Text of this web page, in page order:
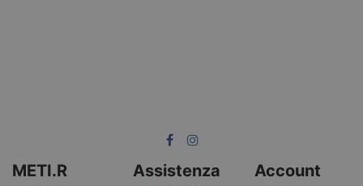
METI.R Assistenza Account